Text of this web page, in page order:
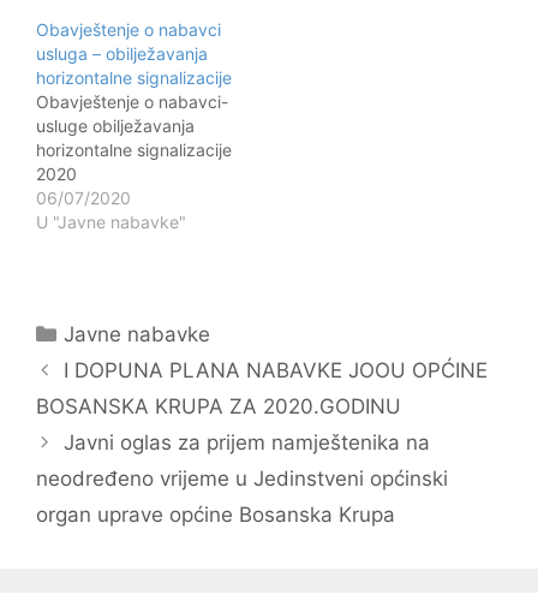
Obavještenje o nabavci
usluga – obilježavanja
horizontalne signalizacije
Obavještenje o nabavci-
usluge obilježavanja
horizontalne signalizacije
2020
06/07/2020
U "Javne nabavke"
Kategorije
Javne nabavke
Navigacija
objava
I DOPUNA PLANA NABAVKE JOOU OPĆINE
BOSANSKA KRUPA ZA 2020.GODINU
Javni oglas za prijem namještenika na
neodređeno vrijeme u Jedinstveni općinski
organ uprave općine Bosanska Krupa